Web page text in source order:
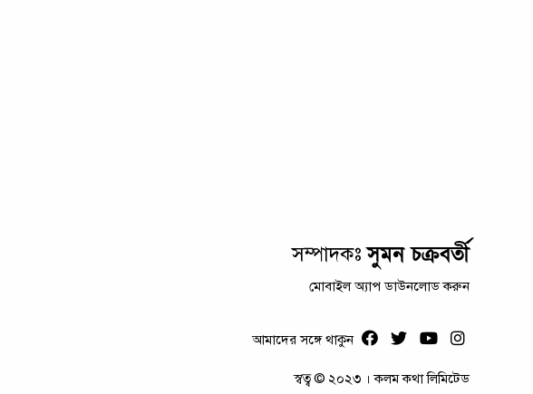
সম্পাদকঃসুমন চক্রবর্তী
মোবাইল অ্যাপ ডাউনলোড করুন
আমাদের সঙ্গে থাকুন
স্বত্ব © ২০২৩ । কলম কথা লিমিটেড